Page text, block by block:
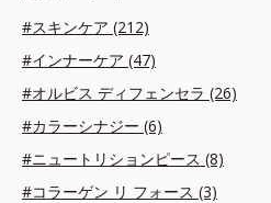
#スキンケア (212)
#インナーケア (47)
#オルビス ディフェンセラ (26)
#カラーシナジー (6)
#ニュートリションピース (8)
#コラーゲン リ フォース (3)